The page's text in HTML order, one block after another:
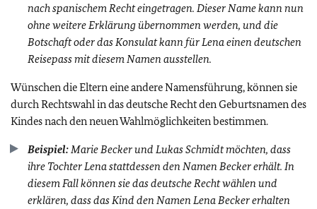
nach spanischem Recht eingetragen. Dieser Name kann nun
ohne weitere Erklärung übernommen werden, und die
Botschaft oder das Konsulat kann für Lena einen deutschen
Reisepass mit diesem Namen ausstellen.
Wünschen die Eltern eine andere Namensführung, können sie
durch Rechtswahl in das deutsche Recht den Geburtsnamen des
Kindes nach den neuen Wahlmöglichkeiten bestimmen.
Beispiel: Marie Becker und Lukas Schmidt möchten, dass
ihre Tochter Lena stattdessen den Namen Becker erhält. In
diesem Fall können sie das deutsche Recht wählen und
erklären, dass das Kind den Namen Lena Becker erhalten